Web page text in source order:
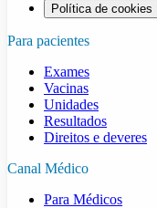
Política de cookies
Para pacientes
Exames
Vacinas
Unidades
Resultados
Direitos e deveres
Canal Médico
Para Médicos